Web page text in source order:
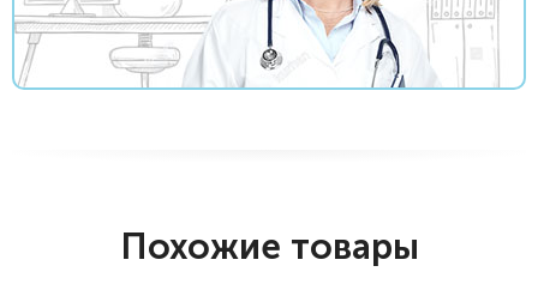
Похожие товары